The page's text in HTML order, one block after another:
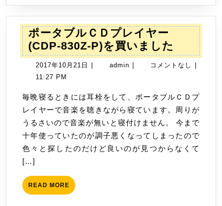
ポータブルＣＤプレイヤー
(CDP-830Z-P)を買いました
ー
タ
ル
Ｃ
Ｄ
プ
レ
2017年10月21日
2017
月
21
日
admin adminコメントなし
11:27 PM
毎晩寝るときには耳栓をして、ポータブルＣＤプ
レイヤーで音楽を聴きながら寝ています。周りが
うるさいので音楽が無いと寝付けません。 今まで
十年使っていたのが調子悪くなってしまったので
色々と探したのだけど良いのが見つからなくて
[…]
READ MORE READ
MORE